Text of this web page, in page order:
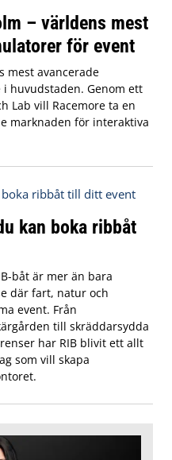
– världens mest
för event
mest avancerade
huvudstaden. Genom ett
Lab vill Racemore ta en
marknaden för interaktiva
kan boka ribbåt
båt är mer än bara
där fart, natur och
event. Från
till skräddarsydda
har RIB blivit ett allt
som vill skapa